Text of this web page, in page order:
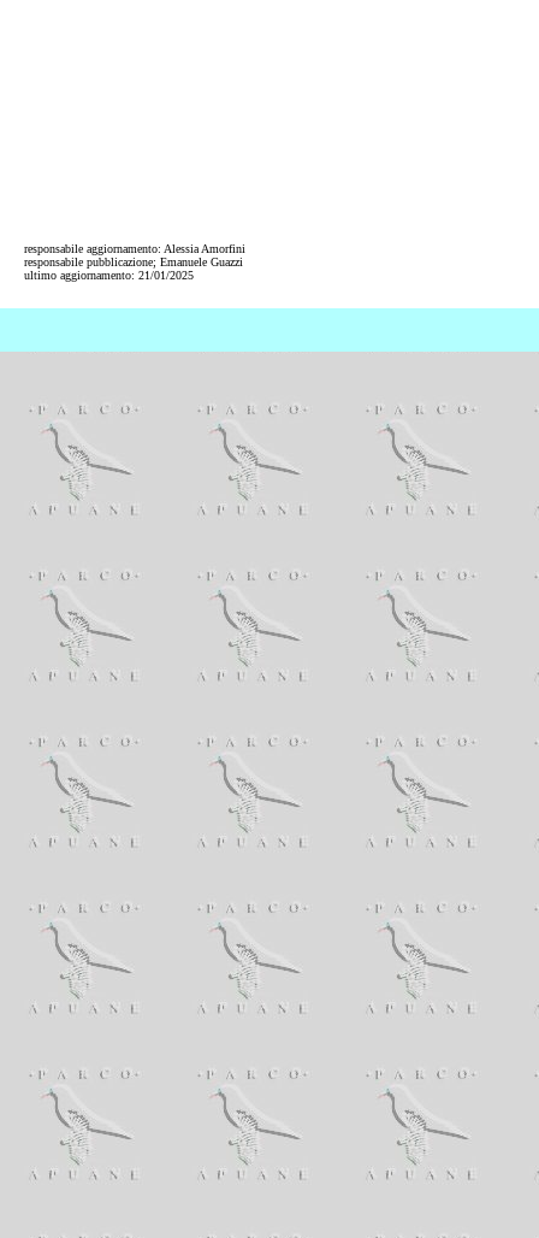
responsabile aggiornamento: Alessia Amorfini
responsabile pubblicazione; Emanuele Guazzi
ultimo aggiornamento: 21/01/2025